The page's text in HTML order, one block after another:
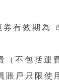
券有效期為
（不包括運
戶只限使